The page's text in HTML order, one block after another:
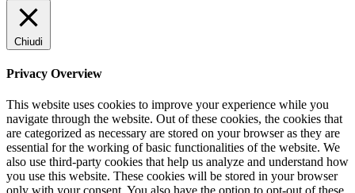
Chiudi
Privacy Overview
This website uses cookies to improve your experience while you
navigate through the website. Out of these cookies, the cookies that
are categorized as necessary are stored on your browser as they are
essential for the working of basic functionalities of the website. We
also use third-party cookies that help us analyze and understand how
you use this website. These cookies will be stored in your browser
only with your consent. You also have the option to opt-out of these